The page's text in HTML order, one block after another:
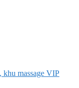
khu massage VIP